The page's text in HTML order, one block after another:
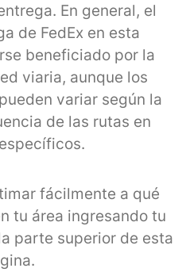
En general, el
de FedEx en esta
beneficiado por la
viaria, aunque los
variar según la
de las rutas en
fácilmente a qué
tu área ingresando tu
parte superior de esta